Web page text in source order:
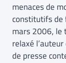
menaces de
constitutifs de
mars 2006, le
relaxé
de presse